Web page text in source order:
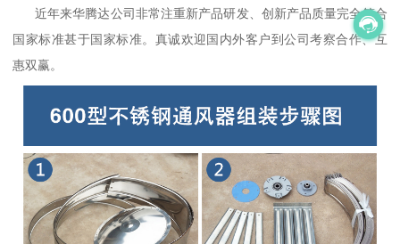
近年来华腾达公司非常注重新产品研发、创新产品质量完全符合
国家标准甚于国家标准。真诚欢迎国内外客户到公司考察合作、互
惠双赢。